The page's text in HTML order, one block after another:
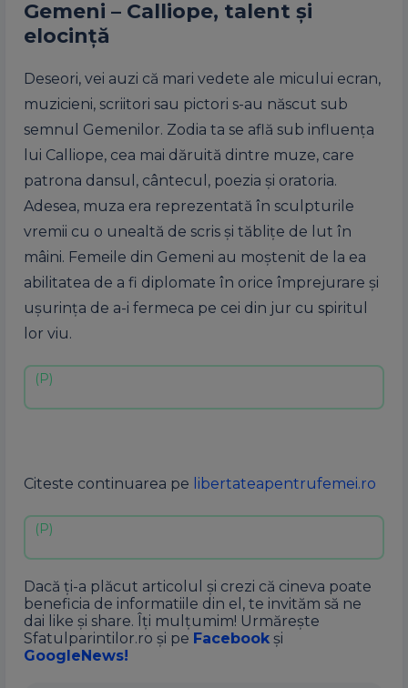
Gemeni – Calliope, talent şi
elocinţă
Deseori, vei auzi că mari vedete ale micului ecran,
muzicieni, scriitori sau pictori s-au născut sub
semnul Gemenilor. Zodia ta se află sub influenţa
lui Calliope, cea mai dăruită dintre muze, care
patrona dansul, cântecul, poezia şi oratoria.
Adesea, muza era reprezentată în sculpturile
vremii cu o unealtă de scris şi tăbliţe de lut în
mâini. Femeile din Gemeni au moştenit de la ea
abilitatea de a fi diplomate în orice împrejurare şi
uşurinţa de a-i fermeca pe cei din jur cu spiritul
lor viu.
Citeste continuarea pe libertateapentrufemei.ro
Dacă ți-a plăcut articolul și crezi că cineva poate
beneficia de informatiile din el, te invităm să ne
dai like și share. Îți mulțumim! Urmărește
Sfatulparintilor.ro și pe Facebook și
GoogleNews!